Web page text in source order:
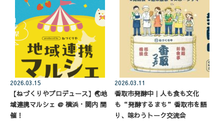
2026.03.15
【ねづくりやプロデュース】🌏地
域連携マルシェ @ 横浜・関内 開
催！
2026.03.11
香取市発酵中｜人も食も文化
も“発酵するまち”香取市を語
り、味わうトーク交流会